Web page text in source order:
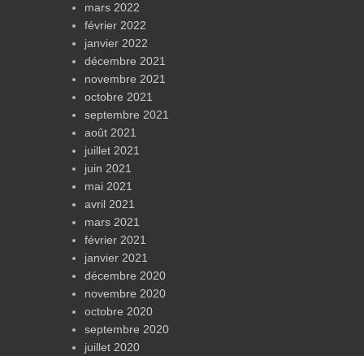
mars 2022
février 2022
janvier 2022
décembre 2021
novembre 2021
octobre 2021
septembre 2021
août 2021
juillet 2021
juin 2021
mai 2021
avril 2021
mars 2021
février 2021
janvier 2021
décembre 2020
novembre 2020
octobre 2020
septembre 2020
juillet 2020